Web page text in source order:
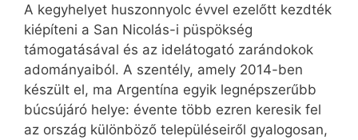
A kegyhelyet huszonnyolc évvel ezelőtt kezdték
kiépíteni a San Nicolás-i püspökség
támogatásával és az idelátogató zarándokok
adományaiból. A szentély, amely 2014-ben
készült el, ma Argentína egyik legnépszerűbb
búcsújáró helye: évente több ezren keresik fel
az ország különböző településeiről gyalogosan,